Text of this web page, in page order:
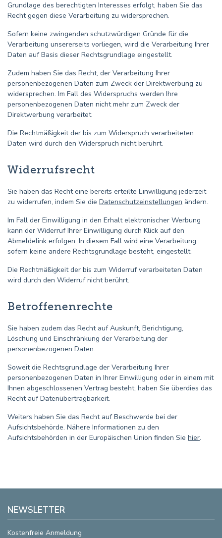
Grundlage des berechtigten Interesses erfolgt, haben Sie das
Recht gegen diese Verarbeitung zu widersprechen.
Sofern keine zwingenden schutzwürdigen Gründe für die
Verarbeitung unsererseits vorliegen, wird die Verarbeitung Ihrer
Daten auf Basis dieser Rechtsgrundlage eingestellt.
Zudem haben Sie das Recht, der Verarbeitung Ihrer
personenbezogenen Daten zum Zweck der Direktwerbung zu
widersprechen. Im Fall des Widerspruchs werden Ihre
personenbezogenen Daten nicht mehr zum Zweck der
Direktwerbung verarbeitet.
Die Rechtmäßigkeit der bis zum Widerspruch verarbeiteten
Daten wird durch den Widerspruch nicht berührt.
Widerrufsrecht
Sie haben das Recht eine bereits erteilte Einwilligung jederzeit
zu widerrufen, indem Sie die Datenschutzeinstellungen ändern.
Im Fall der Einwilligung in den Erhalt elektronischer Werbung
kann der Widerruf Ihrer Einwilligung durch Klick auf den
Abmeldelink erfolgen. In diesem Fall wird eine Verarbeitung,
sofern keine andere Rechtsgrundlage besteht, eingestellt.
Die Rechtmäßigkeit der bis zum Widerruf verarbeiteten Daten
wird durch den Widerruf nicht berührt.
Betroffenenrechte
Sie haben zudem das Recht auf Auskunft, Berichtigung,
Löschung und Einschränkung der Verarbeitung der
personenbezogenen Daten.
Soweit die Rechtsgrundlage der Verarbeitung Ihrer
personenbezogenen Daten in Ihrer Einwilligung oder in einem mit
Ihnen abgeschlossenen Vertrag besteht, haben Sie überdies das
Recht auf Datenübertragbarkeit.
Weiters haben Sie das Recht auf Beschwerde bei der
Aufsichtsbehörde. Nähere Informationen zu den
Aufsichtsbehörden in der Europäischen Union finden Sie hier.
NEWSLETTER
Kostenfreie Anmeldung